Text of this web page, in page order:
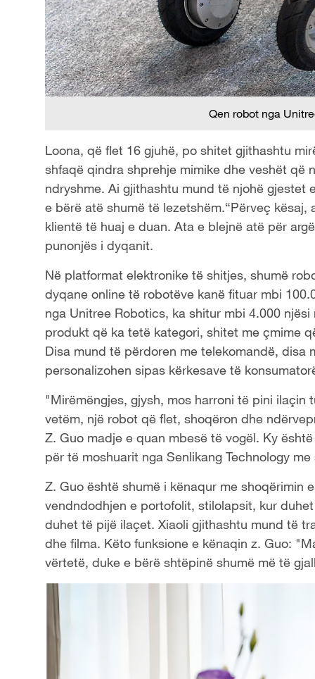
Qen robot nga
Loona, që flet 16 gjuhë, po shitet gjithashtu
shfaqë qindra shprehje mimike dhe veshët që
ndryshme. Ai gjithashtu mund të njohë
e bërë atë shumë të lezetshëm.“Përveç
klientë të huaj e duan. Ata e blejnë atë për
punonjës i dyqanit.
Në platformat elektronike të shitjes, shumë
dyqane online të robotëve kanë fituar mbi
nga Unitree Robotics, ka shitur mbi 4.000
produkt që ka tetë kategori, shitet me çmime
Disa mund të përdoren me telekomandë,
personalizohen sipas kërkesave të
"Mirëmëngjes, gjysh, mos harroni të pini
vetëm, një robot që flet, shoqëron dhe
Z. Guo madje e quan mbesë të vogël. Ky
për të moshuarit nga Senlikang Technology
Z. Guo është shumë i kënaqur me shoqërimin
vendndodhjen e portofolit, stilolapsit, kur
duhet të pijë ilaçet. Xiaoli gjithashtu mund të
dhe filma. Këto funksione e kënaqin z. Guo:
vërtetë, duke e bërë shtëpinë shumë më të